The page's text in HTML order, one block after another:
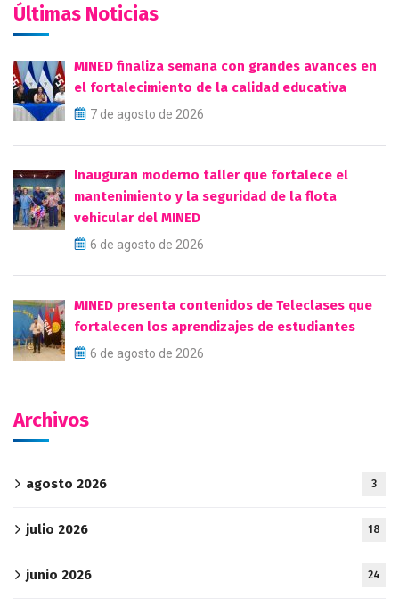
Últimas Noticias
MINED finaliza semana con grandes avances en
el fortalecimiento de la calidad educativa
7 de agosto de 2026
Inauguran moderno taller que fortalece el
mantenimiento y la seguridad de la flota
vehicular del MINED
6 de agosto de 2026
MINED presenta contenidos de Teleclases que
fortalecen los aprendizajes de estudiantes
6 de agosto de 2026
Archivos
agosto 2026 3
julio 2026 18
junio 2026 24